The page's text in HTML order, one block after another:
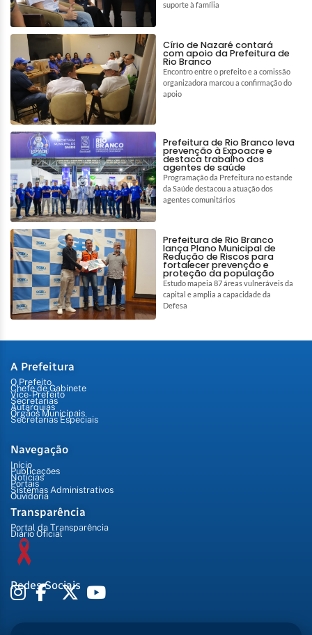
suporte à família
Círio de Nazaré contará
com apoio da Prefeitura de
Rio Branco
Encontro entre o prefeito e a comissão
organizadora marcou a confirmação do
apoio
Prefeitura de Rio Branco leva
prevenção à Expoacre e
destaca trabalho dos
agentes de saúde
Programação da Prefeitura no estande
da Saúde destacou a atuação dos
agentes comunitários
Prefeitura de Rio Branco
lança Plano Municipal de
Redução de Riscos para
fortalecer prevenção e
proteção da população
Estudo mapeia 87 áreas vulneráveis da
capital e amplia a capacidade da
Defesa
A Prefeitura
O Prefeito
Chefe de Gabinete
Vice-Prefeito
Secretarias
Autarquias
Órgãos Municipais
Secretarias Especiais
Navegação
Início
Publicações
Notícias
Portais
Sistemas Administrativos
Ouvidoria
Transparência
Portal da Transparência
Diário Oficial
Redes Sociais